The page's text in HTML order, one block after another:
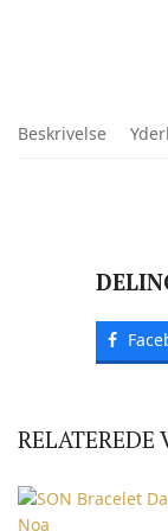
Beskrivelse
RELATEREDE